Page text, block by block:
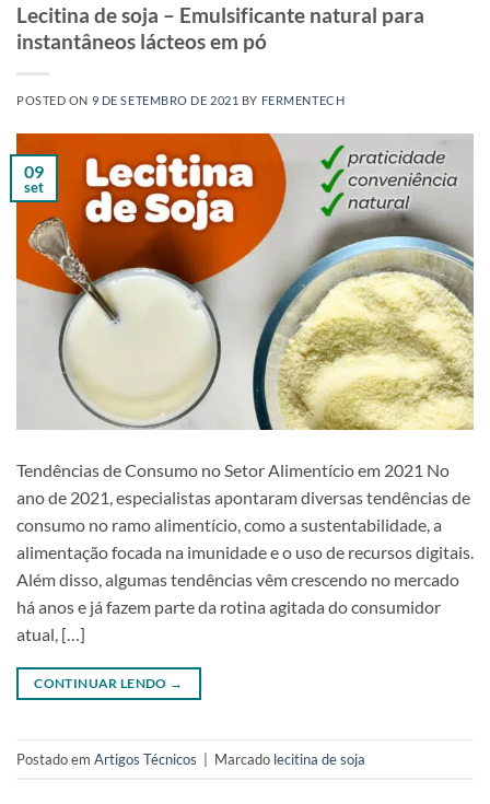
Lecitina de soja – Emulsificante natural para
instantâneos lácteos em pó
POSTED ON 9 DE SETEMBRO DE 2021 BY FERMENTECH
09
set
Tendências de Consumo no Setor Alimentício em 2021 No
ano de 2021, especialistas apontaram diversas tendências de
consumo no ramo alimentício, como a sustentabilidade, a
alimentação focada na imunidade e o uso de recursos digitais.
Além disso, algumas tendências vêm crescendo no mercado
há anos e já fazem parte da rotina agitada do consumidor
atual, […]
CONTINUAR LENDO →
Postado em Artigos Técnicos Marcado lecitina de soja